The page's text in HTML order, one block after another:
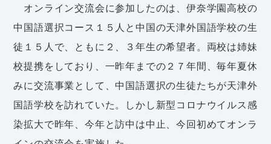
オンライン交流会に参加したのは、伊奈学園高校の
中国語選択コース１５人と中国の天津外国語学校の生
徒１５人で、ともに２、３年生の希望者。両校は姉妹
校提携をしており、一昨年までの２７年間、毎年夏休
みに交流事業として、中国語選択の生徒たちが天津外
国語学校を訪れていた。しかし新型コロナウイルス感
染拡大で昨年、今年と訪中は中止、今回初めてオンラ